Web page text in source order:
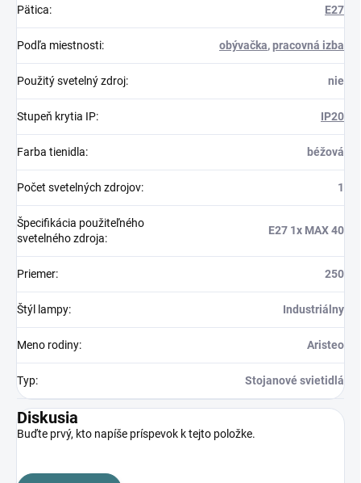
Pätica: E27
Podľa miestnosti: obývačka,pracovná izba
Použitý svetelný zdroj: nie
Stupeň krytia IP: IP20
Farba tienidla: béžová
Počet svetelných zdrojov: 1
Špecifikácia použiteľného
svetelného zdroja:
E27 1x MAX 40
Priemer: 250
Štýl lampy: Industriálny
Meno rodiny: Aristeo
Typ: Stojanové svietidlá
Diskusia
Buďte prvý, kto napíše príspevok k tejto položke.